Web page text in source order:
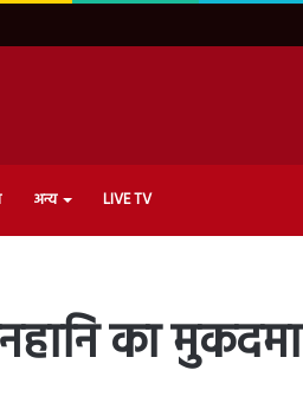
अन्य LIVE TV
का मुकदमा